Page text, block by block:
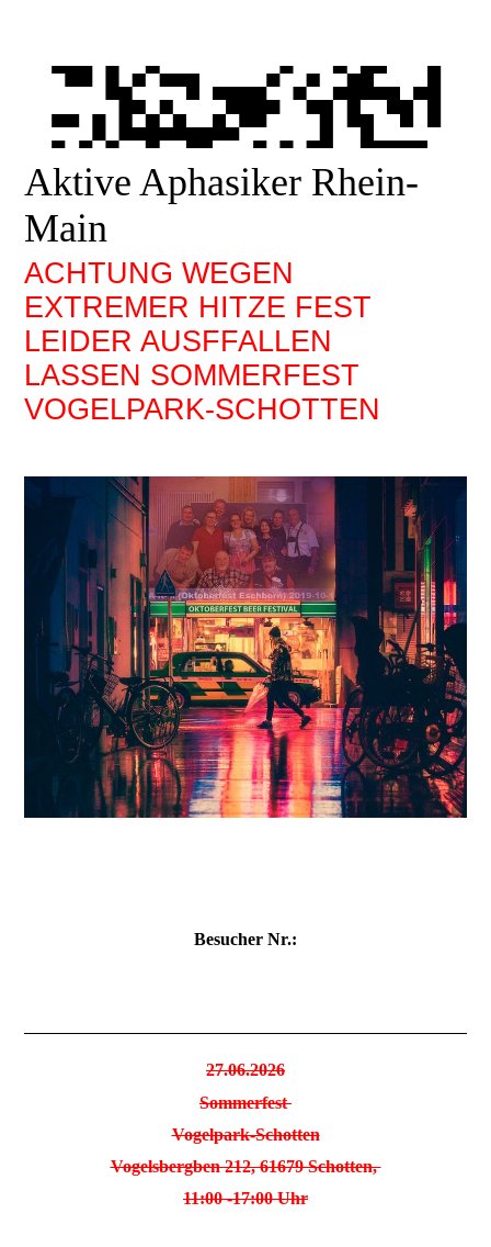
Aktive Aphasiker Rhein-
Main
ACHTUNG WEGEN
EXTREMER HITZE FEST
LEIDER AUSFFALLEN
LASSEN SOMMERFEST
VOGELPARK-SCHOTTEN
Besucher Nr.:
27.06.2026
Sommerfest
Vogelpark-Schotten
Vogelsbergben 212, 61679 Schotten,
11:00 -17:00 Uhr